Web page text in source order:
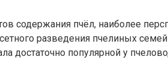
содержания пчёл, наиболее
разведения пчелиных
достаточно популярной у